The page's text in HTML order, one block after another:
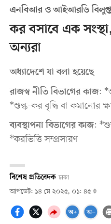
এনবিআর ও আইআরডি
কর বসাবে এক
অন্যরা
অধ্যাদেশে যা বলা হয়েছে
রাজস্ব নীতি বিভাগের কাজ:
*শুল্ক-কর বৃদ্ধি বা কমানোর
ব্যবস্থাপনা বিভাগের কাজ:
*করভিত্তি সম্প্রসারণ
বিশেষ প্রতিবেদক ঢাকা
আপডেট: ১৪ মে ২০২৫, ০১: ৪৫